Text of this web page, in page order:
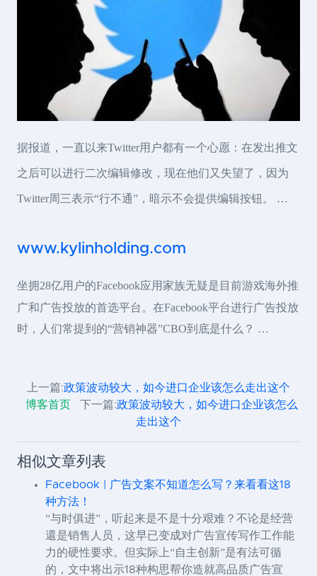
据报道，一直以来Twitter用户都有一个心愿：在发出推文
之后可以进行二次编辑修改，现在他们又失望了，因为
Twitter周三表示“行不通”，暗示不会提供编辑按钮。 …
www.kylinholding.com
坐拥28亿用户的Facebook应用家族无疑是目前游戏海外推
广和广告投放的首选平台。在Facebook平台进行广告投放
时，人们常提到的“营销神器”CBO到底是什么？ …
上一篇:政策波动较大，如今进口企业该怎么走出这个
博客首页
下一篇:政策波动较大，如今进口企业该怎么
走出这个
相似文章列表
Facebook | 广告文案不知道怎么写？来看看这18
种方法！
“与时俱进”，听起来是不是十分艰难？不论是经营
還是销售人员，这早已变成对广告宣传写作工作能
力的硬性要求。但实际上“自主创新”是有法可循
的，文中将出示18种构思帮你造就高品质广告宣